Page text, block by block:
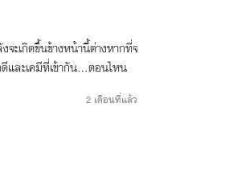
ะเกิดขึ้นข้างหน้านี้ต่างหากที่จ
และเคมีที่เข้ากัน…ตอนไหน
2 เดือนที่แล้ว